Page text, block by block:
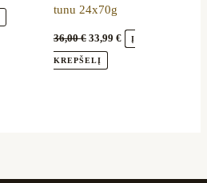
tunu 24x70g
36,00€ 33,99 € Į
KREPŠELĮ